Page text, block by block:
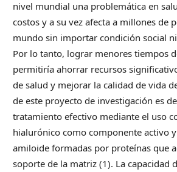
nivel mundial una problemática en
costos y a su vez afecta a millones de
mundo sin importar condición social
Por lo tanto, lograr menores tiempos
permitiría ahorrar recursos
de salud y mejorar la calidad de vida
de este proyecto de investigación es
tratamiento efectivo mediante el uso
hialurónico como componente activo
amiloide formadas por proteínas que
soporte de la matriz (1). La capacidad